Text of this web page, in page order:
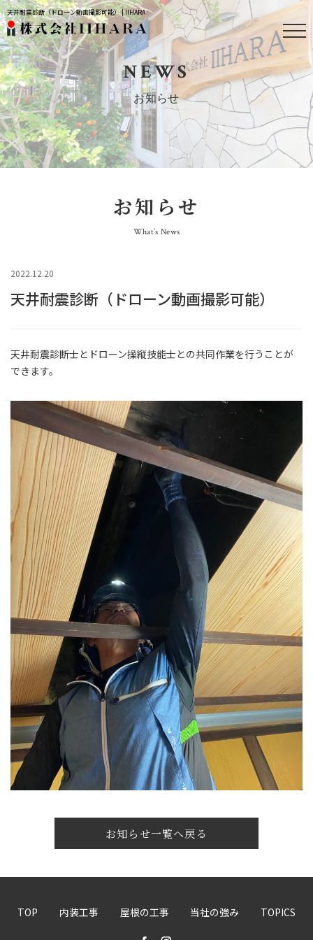
天井耐震診断（ドローン動画撮影可能） | IIHARA
NEWS
お知らせ
お知らせ
What’s News
2022.12.20
天井耐震診断（ドローン動画撮影可能）
天井耐震診断士とドローン操縦技能士との共同作業を行うことが
できます。
お知らせ一覧へ戻る
TOP 内装工事 屋根の工事 当社の強み TOPICS